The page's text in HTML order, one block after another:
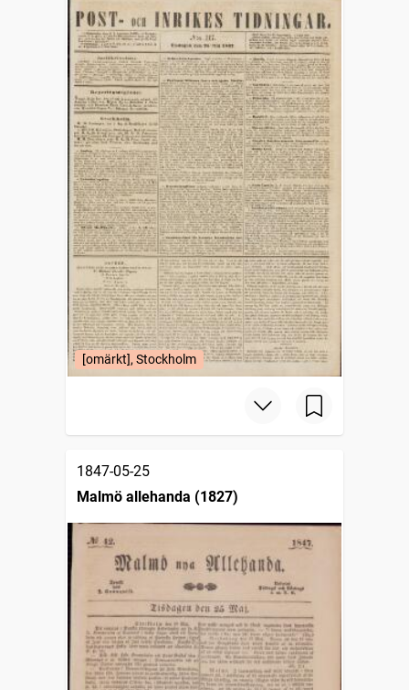
[omärkt], Stockholm
1847-05-25
Malmö allehanda (1827)